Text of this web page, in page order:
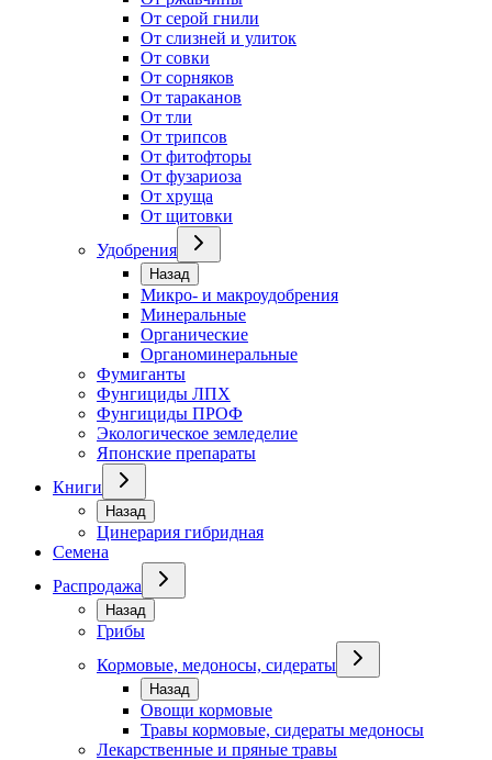
От серой гнили
От слизней и улиток
От совки
От сорняков
От тараканов
От тли
От трипсов
От фитофторы
От фузариоза
От хруща
От щитовки
Удобрения
Назад
Микро- и макроудобрения
Минеральные
Органические
Органоминеральные
Фумиганты
Фунгициды ЛПХ
Фунгициды ПРОФ
Экологическое земледелие
Японские препараты
Книги
Назад
Цинерария гибридная
Семена
Распродажа
Назад
Грибы
Кормовые, медоносы, сидераты
Назад
Овощи кормовые
Травы кормовые, сидераты медоносы
Лекарственные и пряные травы